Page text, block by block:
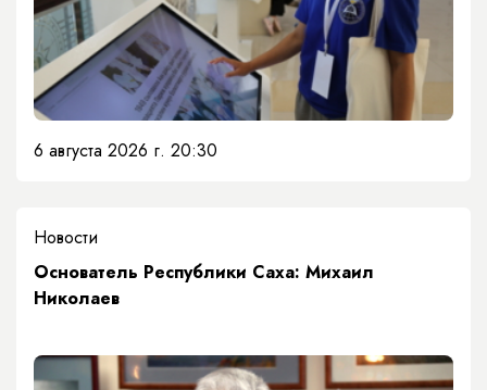
6 августа 2026 г. 20:30
Новости
Основатель Республики Саха: Михаил
Николаев